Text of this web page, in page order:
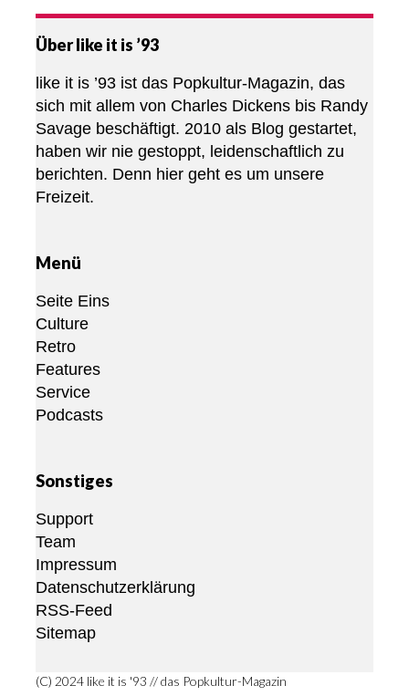
Über like it is ’93
like it is ’93 ist das Popkultur-Magazin, das
sich mit allem von Charles Dickens bis Randy
Savage beschäftigt. 2010 als Blog gestartet,
haben wir nie gestoppt, leidenschaftlich zu
berichten. Denn hier geht es um unsere
Freizeit.
Menü
Seite Eins
Culture
Retro
Features
Service
Podcasts
Sonstiges
Support
Team
Impressum
Datenschutzerklärung
RSS-Feed
Sitemap
(C) 2024 like it is '93 // das Popkultur-Magazin